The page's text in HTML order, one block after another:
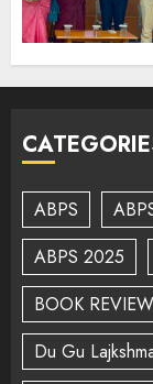
ABPS
ABPS 2025
BOOK REVIEW
Du Gu